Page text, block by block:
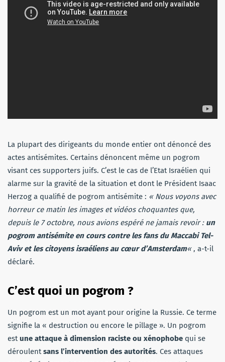
La plupart des dirigeants du monde entier ont dénoncé des
actes antisémites. Certains dénoncent même un pogrom
visant ces supporters juifs. C’est le cas de l’Etat Israélien qui
alarme sur la gravité de la situation et dont le Président Isaac
Herzog a qualifié de pogrom antisémite : « Nous voyons avec
horreur ce matin les images et vidéos choquantes que,
depuis le 7 octobre, nous avions espéré ne jamais revoir : un
pogrom antisémite en cours contre les fans du Maccabi Tel-
Aviv et les citoyens israéliens au cœur d’Amsterdam« , a-t-il
déclaré.
C’est quoi un pogrom ?
Un pogrom est un mot ayant pour origine la Russie. Ce terme
signifie la « destruction ou encore le pillage ». Un pogrom
estune attaque à dimension raciste ou xénophobe qui se
déroulentsans l’intervention des autorités. Ces attaques